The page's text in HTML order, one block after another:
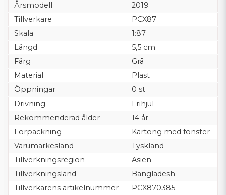
Årsmodell
2019
Tillverkare
PCX87
Skala
1:87
Längd
5,5 cm
Färg
Grå
Material
Plast
Öppningar
0 st
Drivning
Frihjul
Rekommenderad ålder
14 år
Förpackning
Kartong med fönster
Varumärkesland
Tyskland
Tillverkningsregion
Asien
Tillverkningsland
Bangladesh
Tillverkarens artikelnummer
PCX870385